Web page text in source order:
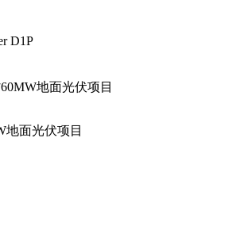
D1P
地面光伏项目